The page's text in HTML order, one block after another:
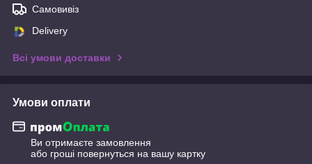
Самовивіз
Delivery
Всі умови доставки
Умови оплати
Ви отримаєте замовлення
або гроші повернуться на вашу картку